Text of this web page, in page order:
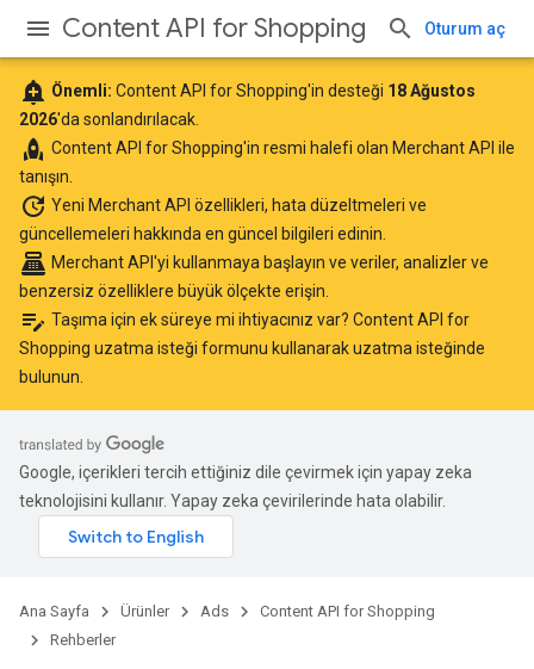
Content API for Shopping Oturum aç
add_alert Önemli: Content API for Shopping'in desteği 18 Ağustos
2026'da sonlandırılacak.
rocket Content API for Shopping'in resmi halefi olan Merchant API ile
tanışın.
update Yeni Merchant API özellikleri, hata düzeltmeleri ve
güncellemeleri hakkında en güncel bilgileri edinin
point_of_sale Merchant API'yi kullanmaya başlayın ve veriler, analizler ve
benzersiz özelliklere büyük ölçekte erişin.
edit_note Taşıma için ek süreye mi ihtiyacınız var? Content API for
Shopping uzatma isteği formunu kullanarak uzatma isteğinde
bulunun.
Google, içerikleri tercih ettiğiniz dile çevirmek için yapay zeka
teknolojisini kullanır. Yapay zeka çevirilerinde hata olabilir.
Ana Sayfa Ürünler Ads
Content API for Shopping
Rehberler